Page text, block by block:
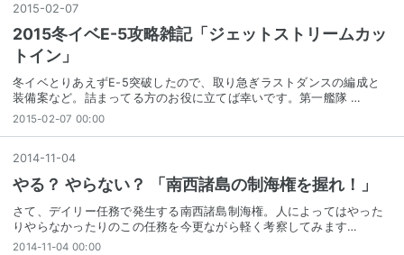
2015-02-07
2015冬イベE-5攻略雑記「ジェットストリームカッ
トイン」
冬イベとりあえずE-5突破したので、取り急ぎラストダンスの編成と
装備案など。詰まってる方のお役に立てば幸いです。第一艦隊 …
2015-02-07 00:00
2014-11 -04
やる？ やらない？ 「南西諸島の制海権を握れ！」
さて、デイリー任務で発生する南西諸島制海権。人によってはやった
りやらなかったりのこの任務を今更ながら軽く考察してみます…
2014-11-04 00:00